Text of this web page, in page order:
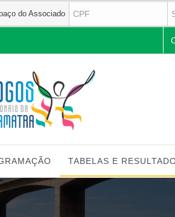
do Associado
TABELAS E